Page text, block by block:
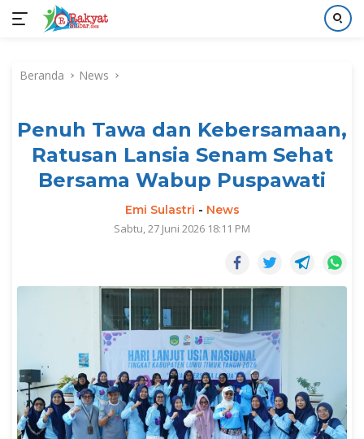
kontenBeranda News
Penuh Tawa dan Kebersamaan,
Ratusan Lansia Senam Sehat
Bersama Wabup Puspawati
Emi Sulastri - News
Sabtu, 27 Juni 2026 18:11 PM